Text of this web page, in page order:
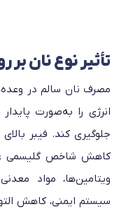
تأثیر نوع نان بر
مصرف نان سالم در
انرژی را به‌صورت
جلوگیری کند. فیبر
کاهش شاخص گلیسمی
ویتامین‌ها، مواد
سیستم ایمنی، کاهش